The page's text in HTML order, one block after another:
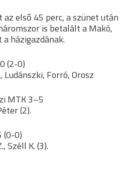
első 45 perc, a szünet után
is betalált a Makó,
házigazdának.
(2-0)
Ludánszki, Forró, Orosz
MTK 3–5
(2).
(0-0)
Széll K. (3).